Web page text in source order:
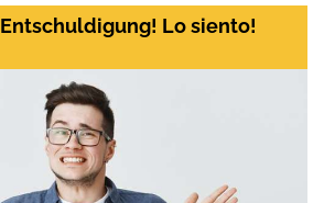
Lo siento!